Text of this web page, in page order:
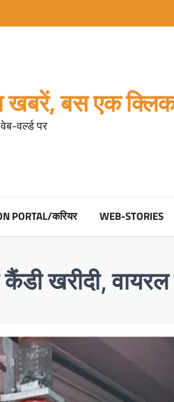
खबरें, बस एक
वर्ल्ड पर
PORTAL/करियर WEB-STORIES
खरीदी, वायरल